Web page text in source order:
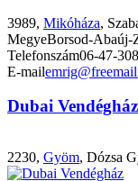
3989, Mikóháza,
MegyeBorsod-Abaúj-
Telefonszám06-47-
E-mail
Dubai Vendégház
2230, Gyöm, Dózsa